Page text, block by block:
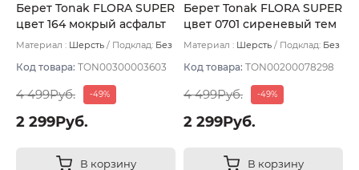
Берет Tonak FLORA SUPER
цвет 164 мокрый асфальт
Материал : Шерсть Подклад: Без
Код товара: TON00300003603
4 499Руб. -49%
2 299Руб.
В корзину
Берет Tonak FLORA SUPER
цвет 0701 сиреневый тем
Материал : Шерсть Подклад: Без
Код товара: TON00200078298
4 499Руб. -49%
2 299Руб.
В корзину